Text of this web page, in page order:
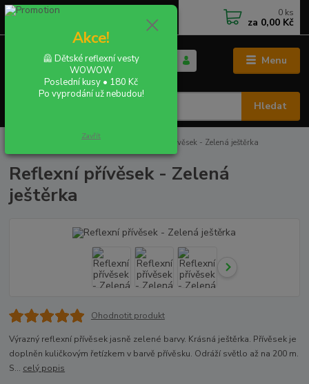
Menu
CZK
Hledat
+420 702 855 412
0 ks
za 0,00 Kč
REFLEXNÍ PŘÍVĚSKY Reflexní přívěsek - Zelená ještěrka
Reflexní přívěsek - Zelená
ještěrka
Ohodnotit produkt
Výrazný reflexní přívěsek jasně zelené barvy. Krásná ještěrka. Přívěsek je
doplněn kuličkovým řetízkem v barvě přívěsku. Odráží světlo až na 200 m.
S... celý popis
Akce!
🦺 Dětské reflexní vesty
WOWOW
Poslední kusy • 180 Kč
Po vyprodání už nebudou!
Zavřít